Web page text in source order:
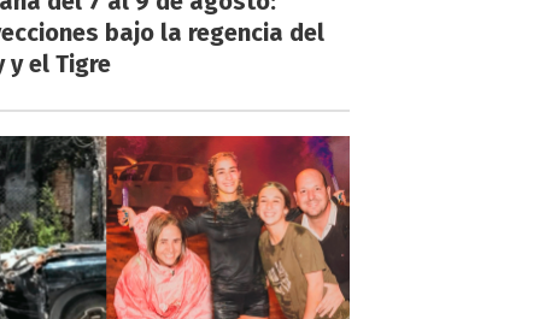
bajo la regencia del
y el Tigre